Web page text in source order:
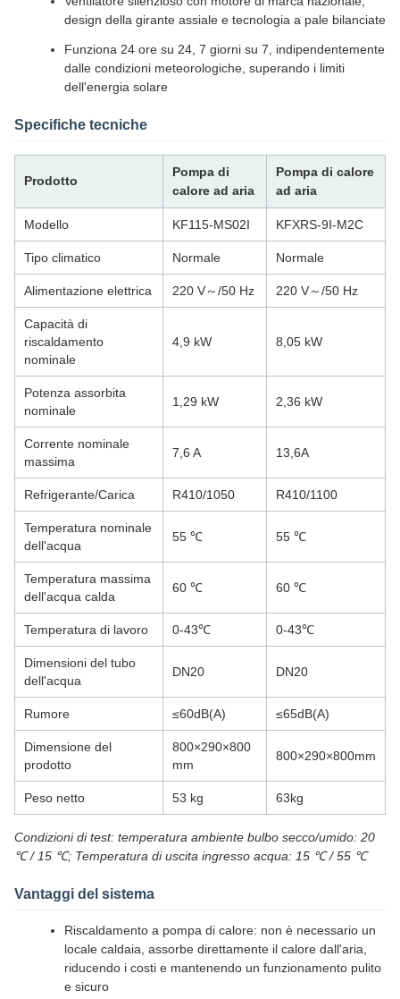
design della girante assiale e tecnologia a pale bilanciate
Funziona 24 ore su 24, 7 giorni su 7, indipendentemente
dalle condizioni meteorologiche, superando i limiti
dell'energia solare
Specifiche tecniche
Prodotto
Pompa di
calore ad aria
Pompa di calore
ad aria
Modello KF115-MS02I KFXRS-9I-M2C
Tipo climatico Normale Normale
Alimentazione elettrica 220 V～/50 Hz 220 V～/50 Hz
Capacità di
riscaldamento
nominale
4,9 kW 8,05 kW
Potenza assorbita
nominale
1,29 kW 2,36 kW
Corrente nominale
massima
7,6 A 13,6A
Refrigerante/Carica R410/1050 R410/1100
Temperatura nominale
dell'acqua
55 ℃ 55 ℃
Temperatura massima
dell'acqua calda
60 ℃ 60 ℃
Temperatura di lavoro 0-43℃ 0-43℃
Dimensioni del tubo
dell'acqua
DN20 DN20
Rumore ≤60dB(A) ≤65dB(A)
Dimensione del
prodotto
800×290×800
mm
800×290×800mm
Peso netto 53 kg 63kg
Condizioni di test: temperatura ambiente bulbo secco/umido: 20
℃ / 15 ℃; Temperatura di uscita ingresso acqua: 15 ℃ / 55 ℃
Vantaggi del sistema
Riscaldamento a pompa di calore: non è necessario un
locale caldaia, assorbe direttamente il calore dall'aria,
riducendo i costi e mantenendo un funzionamento pulito
e sicuro